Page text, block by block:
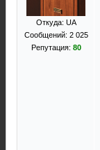
Откуда: UA
Сообщений: 2 025
Репутация: 80